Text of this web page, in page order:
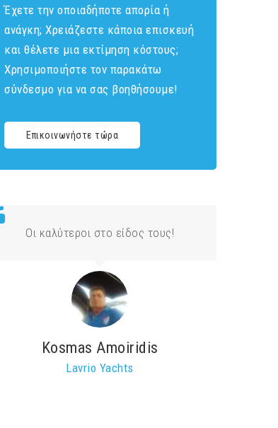
Έχετε την οποιαδήποτε απορία ή
ανάγκη; Χρειάζεστε κάποια επισκευή
και θέλετε μια εκτίμηση κόστους;
Χρησιμοποιήστε τον παρακάτω
σύνδεσμο για να σας βοηθήσουμε!
Επικοινωνήστε τώρα
Οι καλύτεροι στο είδος τους!
Kosmas Amoiridis
Lavrio Yachts